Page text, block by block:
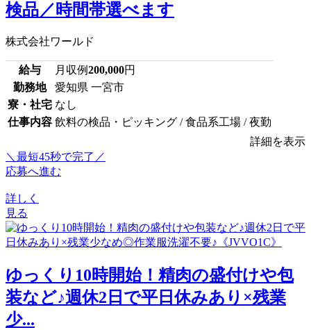
検品／時間帯選べます
株式会社ワールド
給与 月収例200,000円
勤務地
愛知県 一宮市
寮・社宅 なし
仕事内容 飲料の検品・ピッキング / 食品系工場 / 夜勤
詳細を表示
＼最短45秒で完了／
応募へ進む
詳しく
見る
ゆっくり10時開始！精肉の盛付けや包
装など♪週休2日で平日休みあり×残業
少...